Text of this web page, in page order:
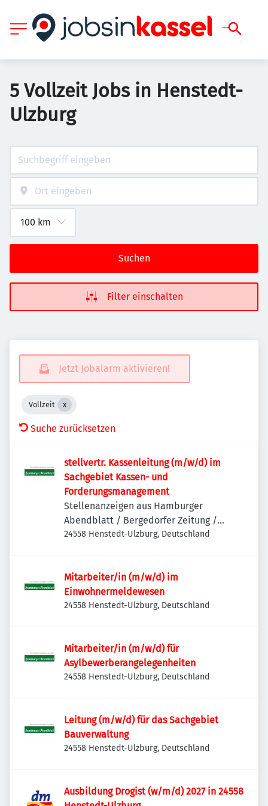
5 Vollzeit Jobs in Henstedt-
Ulzburg
Suchen
Filter einschalten
Jetzt Jobalarm aktivieren!
Vollzeit
Suche zurücksetzen
stellvertr. Kassenleitung (m/w/d) im
Sachgebiet Kassen- und
Forderungsmanagement
Stellenanzeigen aus Hamburger
Abendblatt / Bergedorfer Zeitung /
Hamburger Wochenblatt / Niendorfer
24558 Henstedt-Ulzburg, Deutschland
Mitarbeiter/in (m/w/d) im
Einwohnermeldewesen
24558 Henstedt-Ulzburg, Deutschland
Mitarbeiter/in (m/w/d) für
Asylbewerberangelegenheiten
24558 Henstedt-Ulzburg, Deutschland
Leitung (m/w/d) für das Sachgebiet
Bauverwaltung
24558 Henstedt-Ulzburg, Deutschland
Ausbildung Drogist (w/m/d) 2027 in 24558